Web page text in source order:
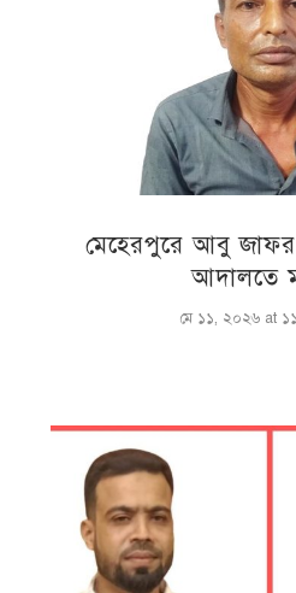
মেহেরপুরে আবু জাফর
আদালতে
মে ১১, ২০২৬ at